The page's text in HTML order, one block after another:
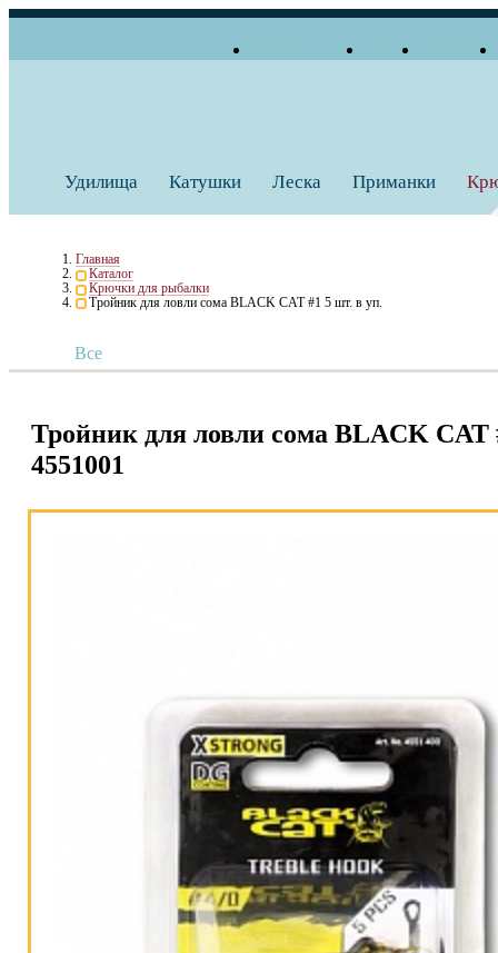
Удилища Катушки Леска Приманки
Главная
Каталог
Крючки для рыбалки
Тройник для ловли сома BLACK CAT #1 5 шт. в уп.
Все
Тройник для ловли сома BLACK CAT
4551001